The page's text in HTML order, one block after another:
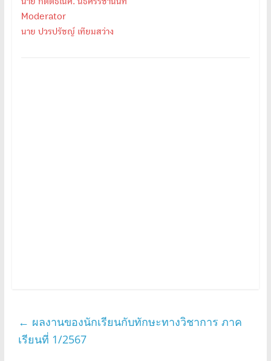
Moderator
นาย ปวรปรัชญ์ เทียมสว่าง
← ผลงานของนักเรียนกับทักษะทางวิชาการ ภาค
เรียนที่ 1/2567